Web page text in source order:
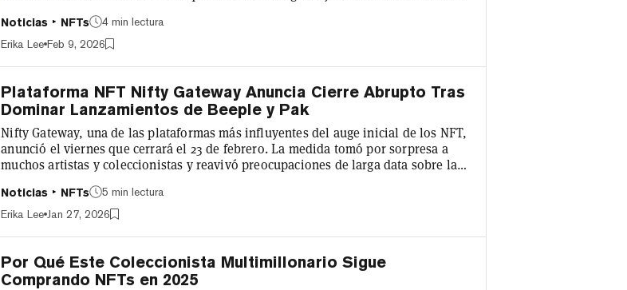
invitados a conocer la historia de amor de Polly y Pengu (también conocido como
Pax), personajes centrales en el universo de Pudgy Penguins. El equipo dijo a
Noticias NFTs
4 min lectura
Erika Lee Feb 9, 2026
Plataforma NFT Nifty Gateway Anuncia Cierre Abrupto Tras
Dominar Lanzamientos de Beeple y Pak
Nifty Gateway, una de las plataformas más influyentes del auge inicial de los NFT,
anunció el viernes que cerrará el 23 de febrero. La medida tomó por sorpresa a
muchos artistas y coleccionistas y reavivó preocupaciones de larga data sobre las
digital. Promocionada como una rampa de acceso fácil de usar para los NFT, Nifty
Gateway se distinguió al ofrecer pagos con tarjeta de crédito, wallets custodiales y
Noticias NFTs
5 min lectura
Erika Lee Jan 27, 2026
Por Qué Este Coleccionista Multimillonario Sigue
Comprando NFTs en 2025